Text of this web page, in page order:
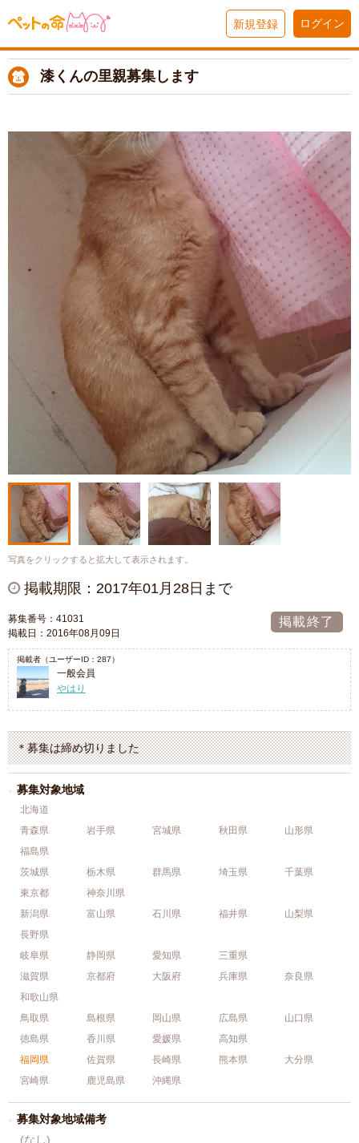
新規登録 ログイン
漆くんの里親募集します
写真をクリックすると拡大して表示されます。
掲載期限：2017年01月28日まで
募集番号：41031
掲載日：2016年08月09日
掲載終了
掲載者（ユーザーID：287）
一般会員
やはり
＊募集は締め切りました
募集対象地域
北海道
青森県
岩手県 宮城県 秋田県
山形県
福島県
茨城県
栃木県 群馬県 埼玉県
千葉県
東京都
神奈川県
新潟県
富山県 石川県 福井県
山梨県
長野県
岐阜県
静岡県 愛知県
三重県
滋賀県
京都府 大阪府 兵庫県
奈良県
和歌山県
鳥取県
島根県 岡山県 広島県
山口県
徳島県
香川県 愛媛県
高知県
福岡県
佐賀県 長崎県 熊本県
大分県
宮崎県
鹿児島県 沖縄県
募集対象地域備考
(なし)